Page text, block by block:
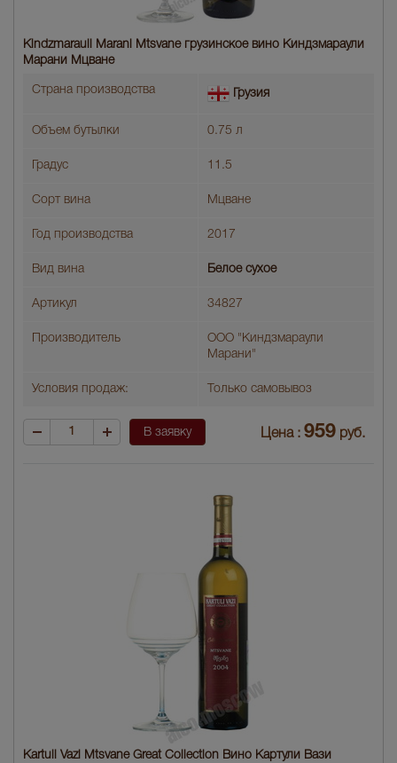
Kindzmarauli Marani Mtsvane грузинское вино Киндзмараули
Марани Мцване
Страна производства Грузия
Объем бутылки 0.75 л
Градус 11.5
Сорт вина Мцване
Год производства 2017
Вид вина Белое сухое
Артикул 34827
Производитель
ООО "Киндзмараули
Марани"
Условия продаж: Только самовывоз
В заявку Цена : 959 руб.
Kartuli Vazi Mtsvane Great Collection Вино Картули Вази